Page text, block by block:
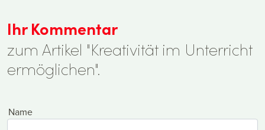
Ihr Kommentar
zum Artikel "Kreativität im Unterricht
ermöglichen".
Name